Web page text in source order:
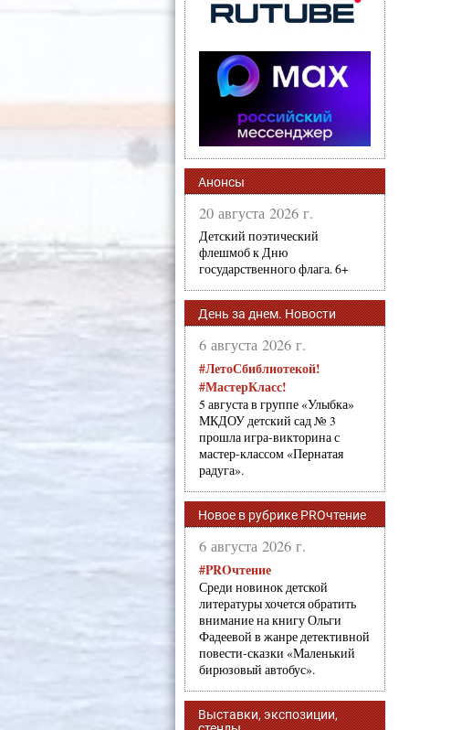
Анонсы
20 августа 2026 г.
Детский поэтический
флешмоб к Дню
государственного флага. 6+
День за днем. Новости
6 августа 2026 г.
#ЛетоСбиблиотекой!
#МастерКласс!
5 августа в группе «Улыбка»
МКДОУ детский сад № 3
прошла игра-викторина с
мастер-классом «Пернатая
радуга».
Новое в рубрике PROчтение
6 августа 2026 г.
#PROчтение
Среди новинок детской
литературы хочется обратить
внимание на книгу Ольги
Фадеевой в жанре детективной
повести-сказки «Маленький
бирюзовый автобус».
Выставки, экспозиции,